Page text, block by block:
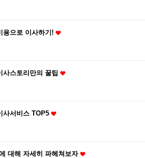
용으로 이사하기!
사스토리만의 꿀팁
사서비스 TOP5
대해 자세히 파헤쳐보자